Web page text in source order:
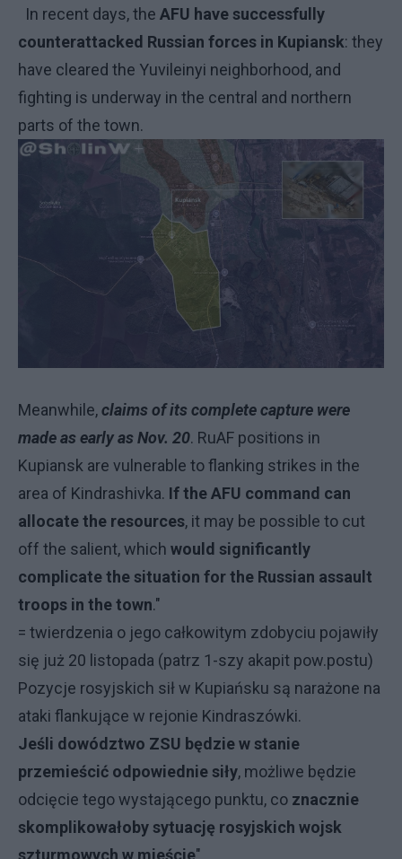
In recent days, the AFU have successfully
counterattacked Russian forces in Kupiansk: they
have cleared the Yuvileinyi neighborhood, and
fighting is underway in the central and northern
parts of the town.
Meanwhile,claims of its complete capture were
made as early as Nov. 20. RuAF positions in
Kupiansk are vulnerable to flanking strikes in the
area of Kindrashivka. If the AFU command can
allocate the resources, it may be possible to cut
off the salient, which would significantly
complicate the situation for the Russian assault
troops in the town."
= twierdzenia o jego całkowitym zdobyciu pojawiły
się już 20 listopada (patrz 1-szy akapit pow.postu)
Pozycje rosyjskich sił w Kupiańsku są narażone na
ataki flankujące w rejonie Kindraszówki.
Jeśli dowództwo ZSU będzie w stanie
przemieścić odpowiednie siły, możliwe będzie
odcięcie tego wystającego punktu, co znacznie
skomplikowałoby sytuację rosyjskich wojsk
szturmowych w mieście"